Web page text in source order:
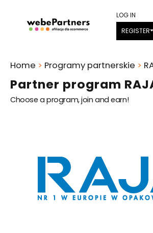
LOG IN
REGISTER
Partner program
Choose a program, join and earn!
Home > Programy partnerskie >